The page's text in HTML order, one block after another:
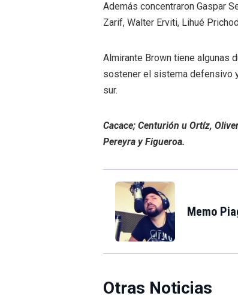
Además concentraron Gaspar
Zarif, Walter Erviti, Lihué
Almirante Brown tiene algunas
sostener el sistema defensivo
sur.
Cacace; Centurión u Ortíz,
Pereyra y Figueroa.
Memo
Otras Noticias